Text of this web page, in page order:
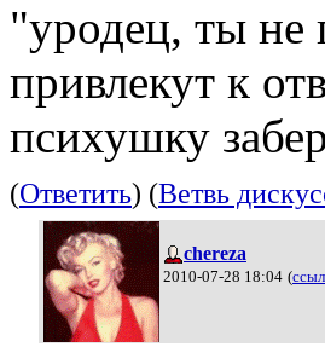
"уродец, ты не
привлекут к
психушку
(Ответить) (Ветвь
chereza
2010-07-28 18:04 (